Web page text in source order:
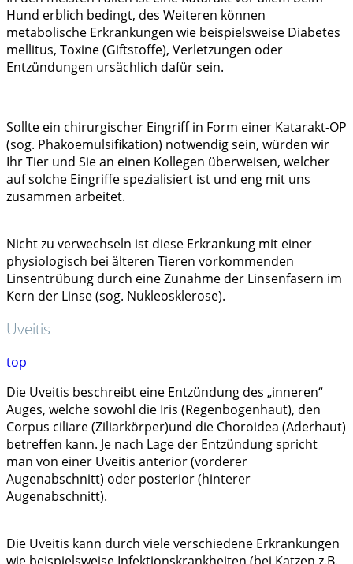
Hund erblich bedingt, des Weiteren können
metabolische Erkrankungen wie beispielsweise Diabetes
mellitus, Toxine (Giftstoffe), Verletzungen oder
Entzündungen ursächlich dafür sein.
Sollte ein chirurgischer Eingriff in Form einer Katarakt-OP
(sog. Phakoemulsifikation) notwendig sein, würden wir
Ihr Tier und Sie an einen Kollegen überweisen, welcher
auf solche Eingriffe spezialisiert ist und eng mit uns
zusammen arbeitet.
Nicht zu verwechseln ist diese Erkrankung mit einer
physiologisch bei älteren Tieren vorkommenden
Linsentrübung durch eine Zunahme der Linsenfasern im
Kern der Linse (sog. Nukleosklerose).
Uveitis
top
Die Uveitis beschreibt eine Entzündung des „inneren“
Auges, welche sowohl die Iris (Regenbogenhaut), den
Corpus ciliare (Ziliarkörper)und die Choroidea (Aderhaut)
betreffen kann. Je nach Lage der Entzündung spricht
man von einer Uveitis anterior (vorderer
Augenabschnitt) oder posterior (hinterer
Augenabschnitt).
Die Uveitis kann durch viele verschiedene Erkrankungen